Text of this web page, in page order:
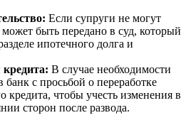
Если супруги не могут
может быть передано в суд, который
ипотечного долга и
кредита: В случае необходимости
банк с просьбой о переработке
кредита, чтобы учесть изменения в
сторон после развода.